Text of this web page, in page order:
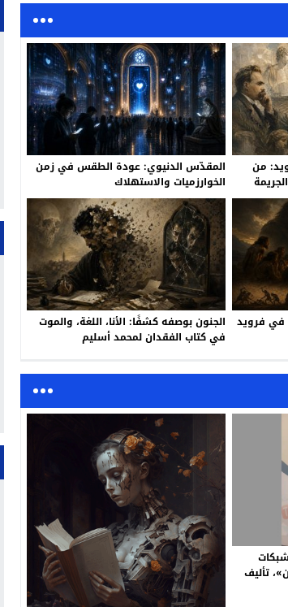
من
المقدّس الدنيوي: عودة الطقس في زمن
الخوارزميات والاستهلاك
في فرويد
الجنون بوصفه كشفًا: الأنا، اللغة، والموت
في كتاب الفقدان لمحمد أسليم
تأليف